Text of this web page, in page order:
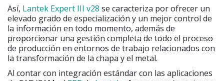
Así, Lantek Expert III v28 se caracteriza por ofrecer un
elevado grado de especialización y un mejor control de
la información en todo momento, además de
proporcionar una gestión completa de todo el proceso
de producción en entornos de trabajo relacionados con
la transformación de la chapa y el metal.
Al contar con integración estándar con las aplicaciones